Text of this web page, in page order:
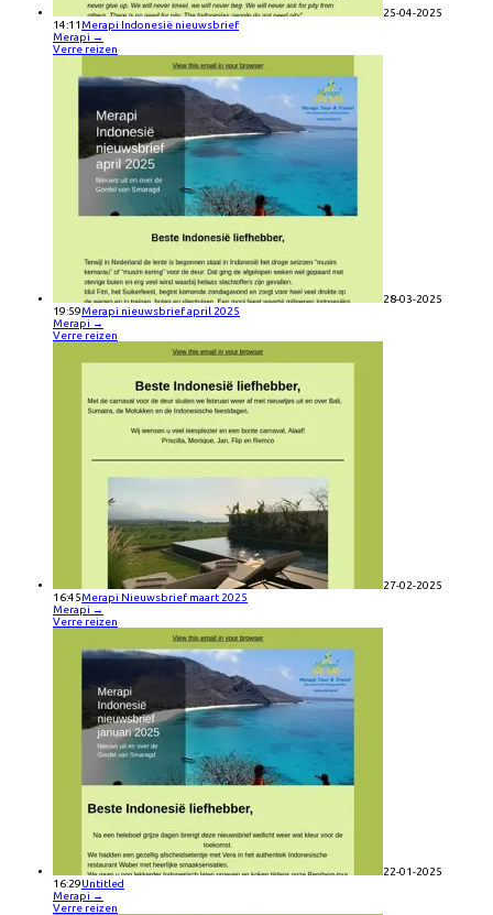
25-04-2025
14:11 Merapi Indonesië nieuwsbrief
Merapi →
Verre reizen
28-03-2025
19:59Merapi nieuwsbrief april 2025
Merapi →
Verre reizen
27-02-2025
16:45Merapi Nieuwsbrief maart 2025
Merapi →
Verre reizen
22-01-2025
16:29Untitled
Merapi →
Verre reizen